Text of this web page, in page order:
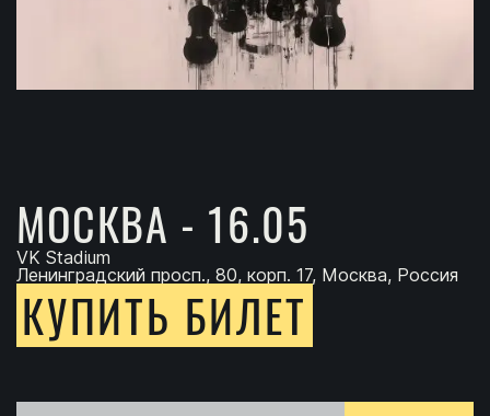
МОСКВА - 16.05
VK Stadium
Ленинградский просп., 80, корп. 17, Москва, Россия
КУПИТЬ БИЛЕТ